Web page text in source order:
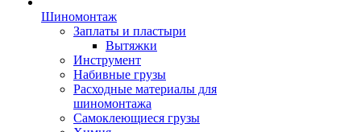
Шиномонтаж
Заплаты и пластыри
Вытяжки
Инструмент
Набивные грузы
Расходные материалы для
шиномонтажа
Самоклеющиеся грузы